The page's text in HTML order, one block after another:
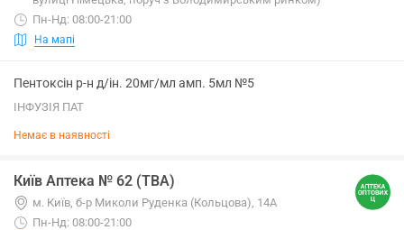
Пн-Нд: 08:00-21:00
На мапі
Пентоксін р-н д/ін. 20мг/мл амп. 5мл №5
ІНФУЗІЯ ПАТ
Немає в наявності
Київ Аптека № 62 (ТВА)
м. Київ, б-р Миколи Руденка (Кольцова), 14А
Пн-Нд: 08:00-21:00